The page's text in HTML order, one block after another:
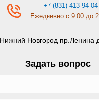
+7 (831) 413-94-04
Ежедневно с 9:00 до
Нижний Новгород пр.Ленина
Задать вопрос